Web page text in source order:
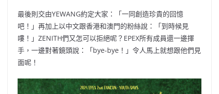
最後則交由YEWANG約定大家：「一同創造珍貴的回憶
吧！」再加上以中文跟香港和澳門的粉絲說：「到時候見
嘍！」ZENITH們又怎可以拒絕呢？EPEX所有成員還一邊揮
手，一邊對著鏡頭說：「bye-bye！」令人馬上就想跟他們見
面呢！